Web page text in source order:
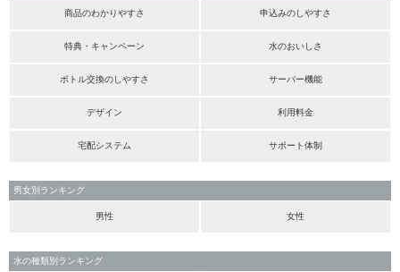
商品のわかりやすさ 申込みのしやすさ
特典・キャンペーン 水のおいしさ
ボトル交換のしやすさ サーバー機能
デザイン 利用料金
宅配システム サポート体制
男女別ランキング
男性 女性
水の種類別ランキング